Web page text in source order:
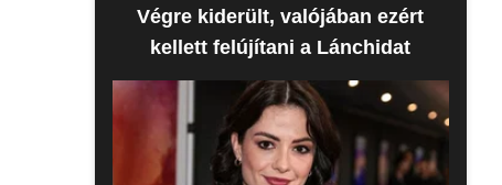
Végre kiderült, valójában ezért
kellett felújítani a Lánchidat